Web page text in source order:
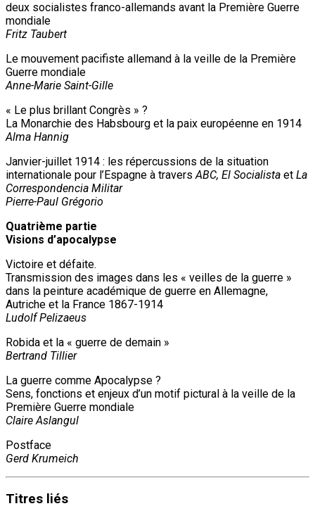
deux socialistes franco-allemands avant la Première Guerre
mondiale
Fritz Taubert
Le mouvement pacifiste allemand à la veille de la Première
Guerre mondiale
Anne-Marie Saint-Gille
« Le plus brillant Congrès » ?
La Monarchie des Habsbourg et la paix européenne en 1914
Alma Hannig
Janvier-juillet 1914 : les répercussions de la situation
internationale pour l’Espagne à traversABC, El Socialista et La
Correspondencia Militar
Pierre-Paul Grégorio
Quatrième partie
Visions d’apocalypse
Victoire et défaite.
Transmission des images dans les « veilles de la guerre »
dans la peinture académique de guerre en Allemagne,
Autriche et la France 1867-1914
Ludolf Pelizaeus
Robida et la « guerre de demain »
Bertrand Tillier
La guerre comme Apocalypse ?
Sens, fonctions et enjeux d’un motif pictural à la veille de la
Première Guerre mondiale
Claire Aslangul
Postface
Gerd Krumeich
Titres liés